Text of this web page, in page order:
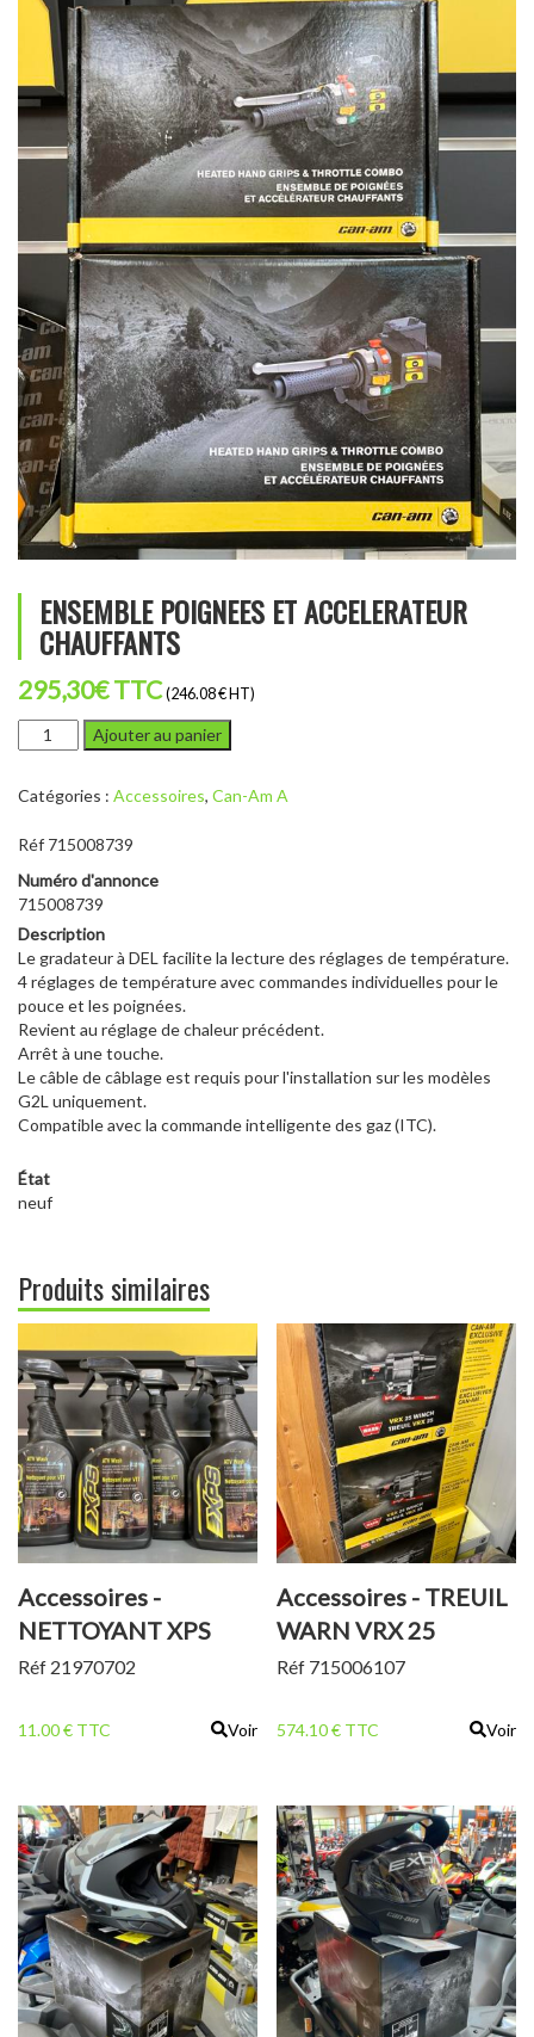
ENSEMBLE POIGNEES ET ACCELERATEUR
CHAUFFANTS
295,30€TTC (246.08 € HT)
quantité
de
POIGNEES
ACCELERATEUR
CHAUFFANTS
Ajouter au panier
Catégories : Accessoires, Can-Am A
Réf 715008739
Numéro d'annonce
715008739
Description
Le gradateur à DEL facilite la lecture des réglages de température.
4 réglages de température avec commandes individuelles pour le
pouce et les poignées.
Revient au réglage de chaleur précédent.
Arrêt à une touche.
Le câble de câblage est requis pour l'installation sur les modèles
G2L uniquement.
Compatible avec la commande intelligente des gaz (ITC).
État
neuf
Produits similaires
Accessoires -
NETTOYANT XPS
Réf 21970702
11.00 € TTC Voir
Accessoires - TREUIL
WARN VRX 25
Réf 715006107
574.10 € TTC Voir